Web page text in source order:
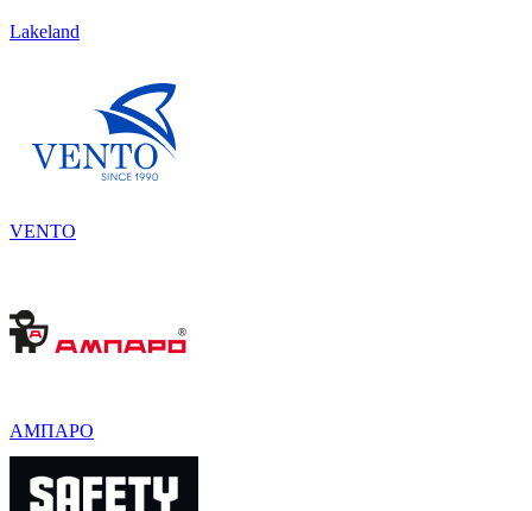
Lakeland
VENTO
АМПАРО